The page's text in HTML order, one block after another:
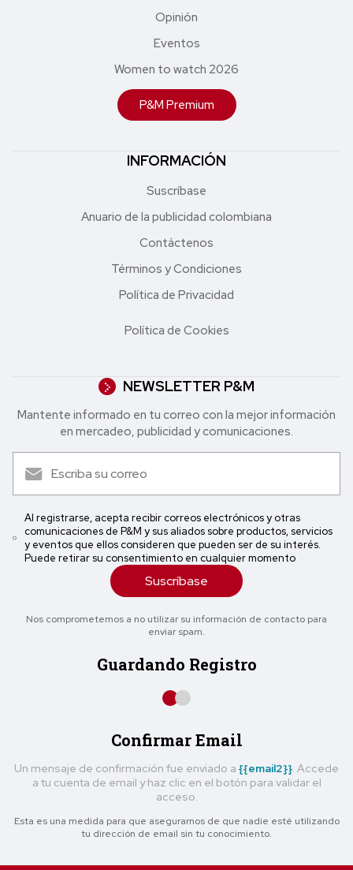
Opinión
Eventos
Women to watch 2026
P&M Premium
INFORMACIÓN
Suscríbase
Anuario de la publicidad colombiana
Contáctenos
Términos y Condiciones
Política de Privacidad
Política de Cookies
NEWSLETTER P&M
Mantente informado en tu correo con la mejor in formación
en mercadeo, publicidad y comunicaciones.
Al registrarse, acepta recibir correos electrónicos y otras
comunicaciones de P&M y sus aliados sobre productos, servicios
y eventos que ellos consideren que pueden ser de su interés.
Puede retirar su consentimiento en cualquier momento
Suscríbase
Nos comprometemos a no utilizar su información de contacto para
enviar spam.
Guardando Registro
Confirmar Email
Un mensaje de confirmación fue enviado a {{email2}} . Accede
a tu cuenta de email y haz clic en el botón para validar el
acceso.
Esta es una medida para que asegurarnos de que nadie esté utilizando
tu dirección de email sin tu conocimiento.